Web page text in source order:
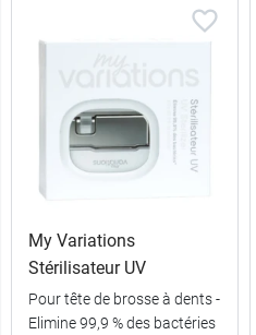
My Variations
Stérilisateur UV
Pour tête de brosse à dents -
Elimine 99,9 % des bactéries